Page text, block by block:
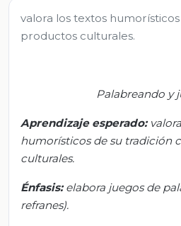
valora los textos
productos culturales.
Palabreando y
Aprendizaje esperado: v
humorísticos de su tradición
culturales.
Énfasis: elabora juegos de
refranes).